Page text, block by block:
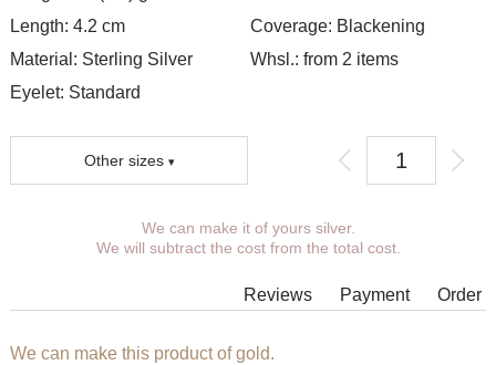
Length: 4.2 cm
Coverage: Blackening
Material: Sterling Silver
Whsl.: from 2 items
Eyelet: Standard
Other sizes
You can choose coverage, eyelet.
Additional wishes you can specify in the comments when
In some models of suspensions it is not possible to expand the
contact You.
We can make it of yours silver.
We will subtract the cost from the total cost.
Reviews Order
Payment
We can make this product of gold.